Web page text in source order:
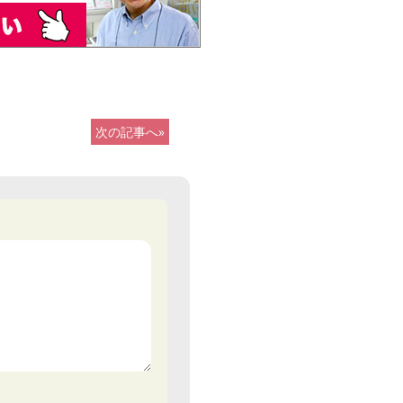
次の記事へ»